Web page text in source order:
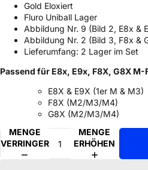
Gold Eloxiert
Fluro Uniball Lager
Abbildung Nr. 9 (Bild 2, E8x &
Abbildung Nr. 2 (Bild 3, F8x &
Lieferumfang: 2 Lager im Set
Passend für E8x, E9x, F8X, G8X M-
E8X & E9X (1er M & M3)
F8X (M2/M3/M4)
G8X (M2/M3/M4)
MENGE
VERRINGERN
MENGE
ERHÖHEN